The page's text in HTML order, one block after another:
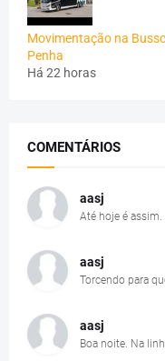
Movimentação na
Penha
Há 22 horas
COMENTÁRIOS
aasj
Até hoje é
aasj
Torcendo para
aasj
Boa noite. Na